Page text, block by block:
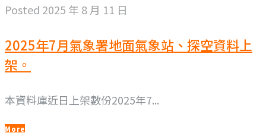
Posted 2025 年 8 月 11 日
2025年7月氣象署地面氣象站、探空資料上
架。
本資料庫近日上架數份2025年7...
More